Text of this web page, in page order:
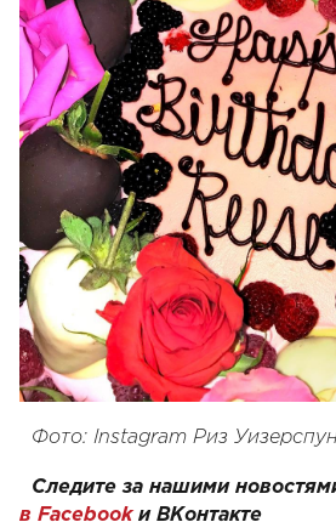
Фото: Instagram Риз
Следите за нашими
в Facebookи ВКонтакте